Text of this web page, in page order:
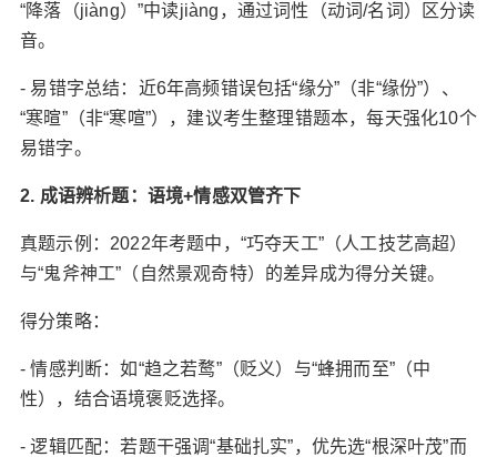
“降落（jiàng）”中读jiàng，通过词性（动词/名词）区分读
音。
- 易错字总结‌：近6年高频错误包括“缘分”（非“缘份”）、
“寒暄”（非“寒喧”），建议考生整理错题本，每天强化10个
易错字。
2. 成语辨析题：语境+情感双管齐下‌
真题示例‌：2022年考题中，“巧夺天工”（人工技艺高超）
与“鬼斧神工”（自然景观奇特）的差异成为得分关键。
得分策略‌：
- 情感判断‌：如“趋之若鹜”（贬义）与“蜂拥而至”（中
性），结合语境褒贬选择。
- 逻辑匹配‌：若题干强调“基础扎实”，优先选“根深叶茂”而